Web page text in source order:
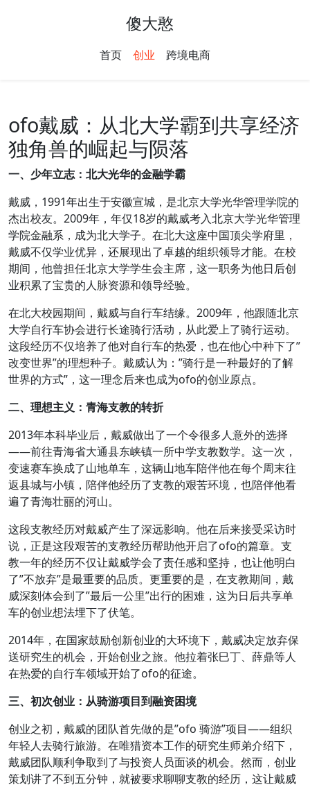
傻大憨
首页 创业 跨境电商
ofo戴威：从北大学霸到共享经济
独角兽的崛起与陨落
一、少年立志：北大光华的金融学霸
戴威，1991年出生于安徽宣城，是北京大学光华管理学院的
杰出校友。2009年，年仅18岁的戴威考入北京大学光华管理
学院金融系，成为北大学子。在北大这座中国顶尖学府里，
戴威不仅学业优异，还展现出了卓越的组织领导才能。在校
期间，他曾担任北京大学学生会主席，这一职务为他日后创
业积累了宝贵的人脉资源和领导经验。
在北大校园期间，戴威与自行车结缘。2009年，他跟随北京
大学自行车协会进行长途骑行活动，从此爱上了骑行运动。
这段经历不仅培养了他对自行车的热爱，也在他心中种下了”
改变世界”的理想种子。戴威认为：”骑行是一种最好的了解
世界的方式”，这一理念后来也成为ofo的创业原点。
二、理想主义：青海支教的转折
2013年本科毕业后，戴威做出了一个令很多人意外的选择
——前往青海省大通县东峡镇一所中学支教数学。这一次，
变速赛车换成了山地单车，这辆山地车陪伴他在每个周末往
返县城与小镇，陪伴他经历了支教的艰苦环境，也陪伴他看
遍了青海壮丽的河山。
这段支教经历对戴威产生了深远影响。他在后来接受采访时
说，正是这段艰苦的支教经历帮助他开启了ofo的篇章。支
教一年的经历不仅让戴威学会了责任感和坚持，也让他明白
了”不放弃”是最重要的品质。更重要的是，在支教期间，戴
威深刻体会到了”最后一公里”出行的困难，这为日后共享单
车的创业想法埋下了伏笔。
2014年，在国家鼓励创新创业的大环境下，戴威决定放弃保
送研究生的机会，开始创业之旅。他拉着张巳丁、薛鼎等人
在热爱的自行车领域开始了ofo的征途。
三、初次创业：从骑游项目到融资困境
创业之初，戴威的团队首先做的是”ofo 骑游”项目——组织
年轻人去骑行旅游。在唯猎资本工作的研究生师弟介绍下，
戴威团队顺利争取到了与投资人员面谈的机会。然而，创业
策划讲了不到五分钟，就被要求聊聊支教的经历，这让戴威